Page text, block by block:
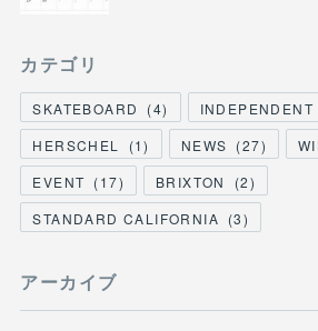
カテゴリ
SKATEBOARD (4) INDEPENDENT
HERSCHEL
(1) NEWS (27)
EVENT (17) BRIXTON (2)
STANDARD CALIFORNIA (3)
アーカイブ